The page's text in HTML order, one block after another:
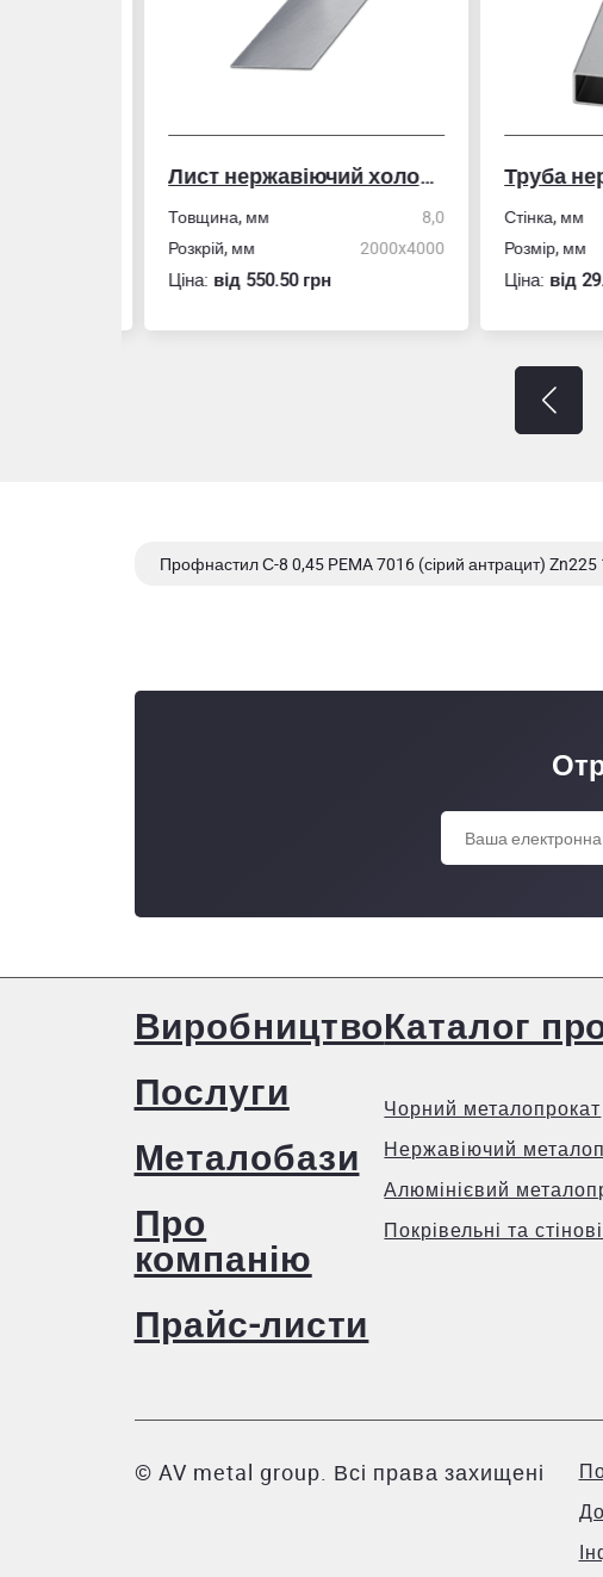
Лист нержавіючий холоднокатаний
Товщина, мм
8,0
Розкрій, мм
2000x4000
Ціна:вiд 550.50 грн
Стінка, мм
Розмір, мм
Ціна:вiд
Профнастил С-8 0,45 PEMA 7016 (сірий антрацит)
Виробництво
Послуги
Металобази
Про
компанію
Прайс-листи
Каталог
Чорний металопрокат
Нержавіючий
Алюмінієвий
Покрівельні та
© AV metal group. Всі права захищені